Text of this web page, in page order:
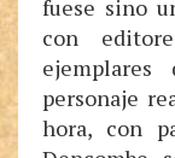
fuese sino
con
personaje
hora, con